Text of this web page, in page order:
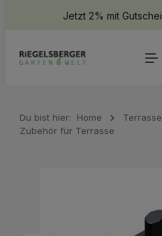
springenJetzt 2% mit
Du bist hier: Home Terrasse
Zubehör für Terrasse